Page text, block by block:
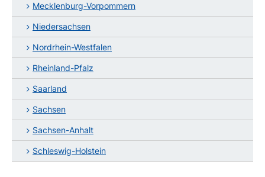
Mecklenburg-Vorpommern
Niedersachsen
Nordrhein-Westfalen
Rheinland-Pfalz
Saarland
Sachsen
Sachsen-Anhalt
Schleswig-Holstein